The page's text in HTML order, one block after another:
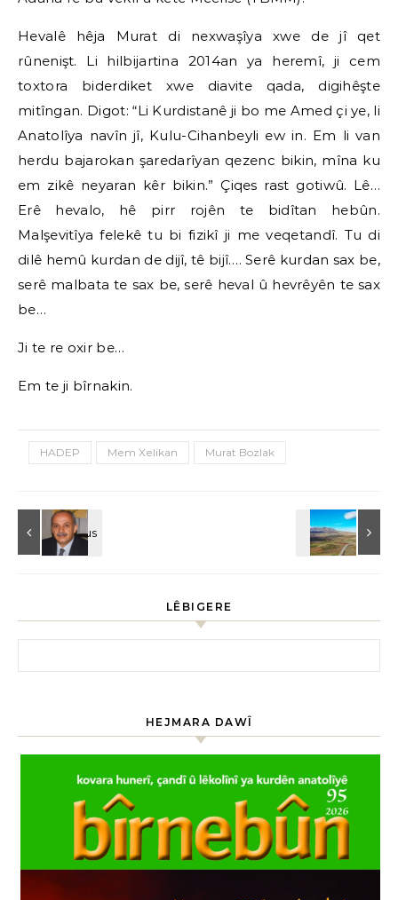
Hevalê hêja Murat di nexwaşîya xwe de jî qet
rûnenişt. Li hilbijartina 2014an ya heremî, ji cem
toxtora biderdiket xwe diavite qada, digihêşte
mitîngan. Digot: “Li Kurdistanê ji bo me Amed çi ye, li
Anatolîya navîn jî, Kulu-Cihanbeyli ew in. Em li van
herdu bajarokan şaredarîyan qezenc bikin, mîna ku
em zikê neyaran kêr bikin.” Çiqes rast gotiwû. Lê…
Erê hevalo, hê pirr rojên te bidîtan hebûn.
Malşevitîya felekê tu bi fizikî ji me veqetandî. Tu di
dilê hemû kurdan de dijî, tê bijî…. Serê kurdan sax be,
serê malbata te sax be, serê heval û hevrêyên te sax
be…
Ji te re oxir be…
Em te ji bîrnakin.
HADEP Mem Xelikan Murat Bozlak
LÊBIGERE
HEJMARA DAWÎ